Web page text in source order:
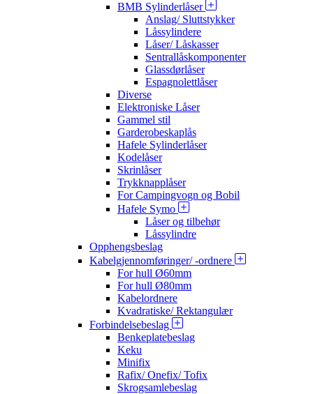
BMB Sylinderlåser
Anslag/ Sluttstykker
Låssylindere
Låser/ Låskasser
Sentrallåskomponenter
Glassdørlåser
Espagnolettlåser
Diverse
Elektroniske Låser
Gammel stil
Garderobeskaplås
Hafele Sylinderlåser
Kodelåser
Skrinlåser
Trykknapplåser
For Campingvogn og Bobil
Hafele Symo
Låser og tilbehør
Låssylindre
Opphengsbeslag
Kabelgjennomføringer/ -ordnere
For hull Ø60mm
For hull Ø80mm
Kabelordnere
Kvadratiske/ Rektangulær
Forbindelsebeslag
Benkeplatebeslag
Keku
Minifix
Rafix/ Onefix/ Tofix
Skrogsamlebeslag